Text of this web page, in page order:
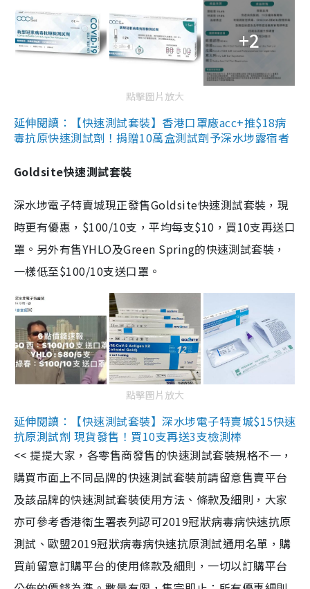
+2
點擊圖片放大
延伸閱讀：【快速測試套裝】香港口罩廠acc+推$18病
毒抗原快速測試劑！捐贈10萬盒測試劑予深水埗露宿者
Goldsite快速測試套裝
深水埗電子特賣城現正發售Goldsite快速測試套裝，現
時更有優惠，$100/10支，平均每支$10，買10支再送口
罩。另外有售YHLO及Green Spring的快速測試套裝，
一樣低至$100/10支送口罩。
點擊圖片放大
延伸閱讀：【快速測試套裝】深水埗電子特賣城$15快速
抗原測試劑 現貨發售！買10支再送3支檢測棒
<< 提提大家，各零售商發售的快速測試套裝規格不一，
購買市面上不同品牌的快速測試套裝前請留意售賣平台
及該品牌的快速測試套裝使用方法、條款及細則，大家
亦可參考香港衞生署表列認可2019冠狀病毒病快速抗原
測試、歐盟2019冠狀病毒病快速抗原測試通用名單，購
買前留意訂購平台的使用條款及細則，一切以訂購平台